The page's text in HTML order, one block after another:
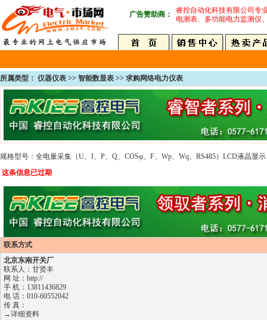
广告赞助商：
睿控自动化科技有限公司专
电测表、多功能电力监测仪
所属类型： 仪器仪表 >> 智能数显表 >> 求购网络电力仪表
规格型号：全电量采集（U、I、P、Q、COSφ、F、Wp、Wq、RS485）LCD液晶显示
这条信息已过期
联系方式
北京东南开关厂
联系人：甘贤丰
网 址： http://
手 机：13811436829
电 话：010-60552042
传 真：
→详细资料